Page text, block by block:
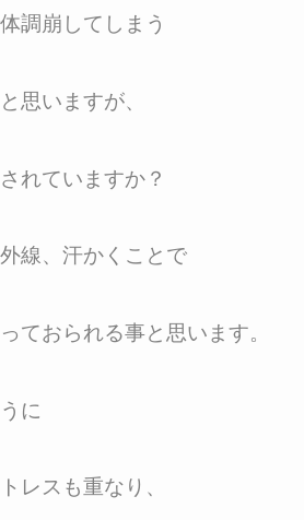
調崩してしまう
思いますが、
れていますか？
線、汗かくことで
ておられる事と思います。
に
レスも重なり、